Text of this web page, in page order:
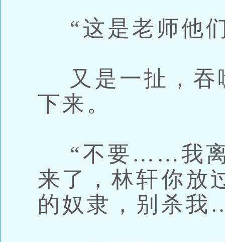
“这是老师他
又是一扯，吞
下来。
“不要……我离
来了，林轩你
的奴隶，别杀